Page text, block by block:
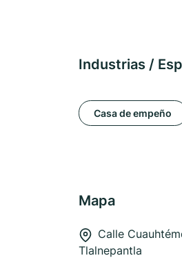
Industrias /
Casa de empeño
Mapa
Calle
Tlalnepantla